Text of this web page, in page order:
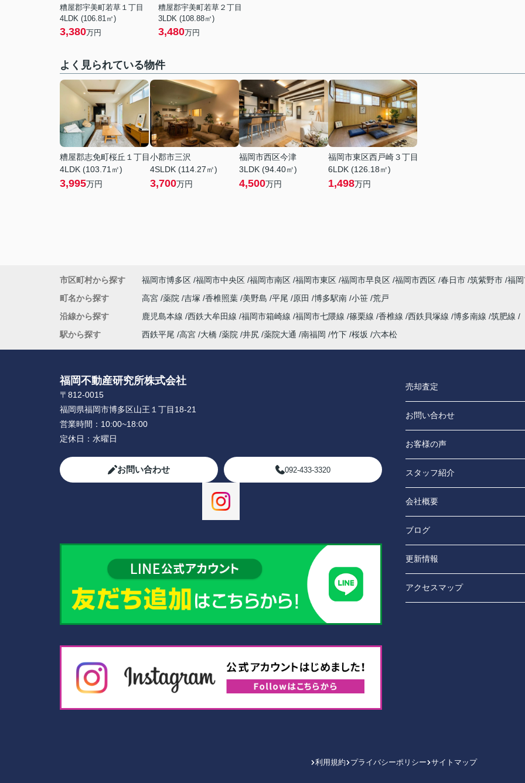
糟屋郡宇美町若草１丁目
4LDK (106.81㎡)
3,380万円
糟屋郡宇美町若草２丁目
3LDK (108.88㎡)
3,480万円
よく見られている物件
糟屋郡志免町桜丘１丁目
4LDK (103.71㎡)
3,995万円
小郡市三沢
4SLDK (114.27㎡)
3,700万円
福岡市西区今津
3LDK (94.40㎡)
4,500万円
福岡市東区西戸崎３丁目
6LDK (126.18㎡)
1,498万円
市区町村から探す 福岡市博多区 福岡市中央区 福岡市南区 福岡市東区 福岡市早良区 福岡市西区 春日市 筑紫野市 福
町名から探す
高宮 薬院 吉塚 香椎照葉 美野島 平尾 原田 博多駅南 小笹 荒戸
沿線から探す
鹿児島本線 西鉄大牟田線 福岡市箱崎線 福岡市七隈線 篠栗線 香椎線 西鉄貝塚線 博多南線 筑肥線
駅から探す
西鉄平尾 高宮 大橋 薬院 井尻 薬院大通 南福岡 竹下 桜坂 六本松
福岡不動産研究所株式会社
〒812-0015
福岡県福岡市博多区山王１丁目18-21
営業時間： 10:00~18:00
定休日： 水曜日
お問い合わせ 092-433-3320
売却査定
お問い合わせ
お客様の声
スタッフ紹介
会社概要
ブログ
更新情報
アクセスマップ
利用規約 プライバシーポリシー サイトマップ